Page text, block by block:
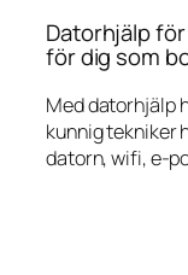
Datorhjälp
för dig som
Med datorhjälp
kunnig tekniker
datorn, wifi, e-